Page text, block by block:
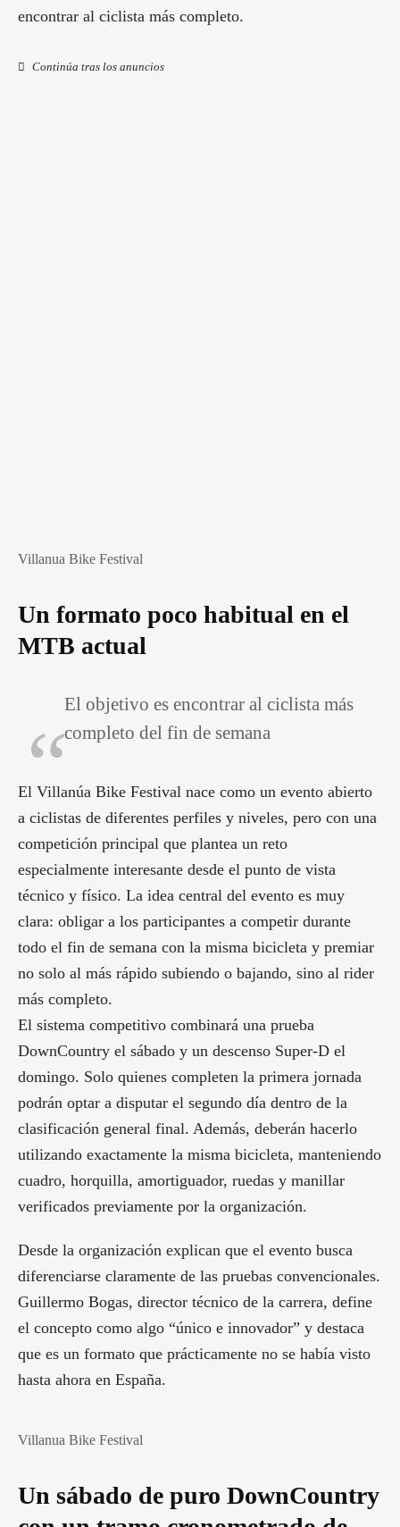
encontrar al ciclista más completo.
Continúa tras los anuncios
Villanua Bike Festival
Un formato poco habitual en el
MTB actual
El objetivo es encontrar al ciclista más
completo del fin de semana
El Villanúa Bike Festival nace como un evento abierto
a ciclistas de diferentes perfiles y niveles, pero con una
competición principal que plantea un reto
especialmente interesante desde el punto de vista
técnico y físico. La idea central del evento es muy
clara: obligar a los participantes a competir durante
todo el fin de semana con la misma bicicleta y premiar
no solo al más rápido subiendo o bajando, sino al rider
más completo.
El sistema competitivo combinará una prueba
DownCountry el sábado y un descenso Super-D el
domingo. Solo quienes completen la primera jornada
podrán optar a disputar el segundo día dentro de la
clasificación general final. Además, deberán hacerlo
utilizando exactamente la misma bicicleta, manteniendo
cuadro, horquilla, amortiguador, ruedas y manillar
verificados previamente por la organización.
Desde la organización explican que el evento busca
diferenciarse claramente de las pruebas convencionales.
Guillermo Bogas, director técnico de la carrera, define
el concepto como algo “único e innovador” y destaca
que es un formato que prácticamente no se había visto
hasta ahora en España.
Villanua Bike Festival
Un sábado de puro DownCountry